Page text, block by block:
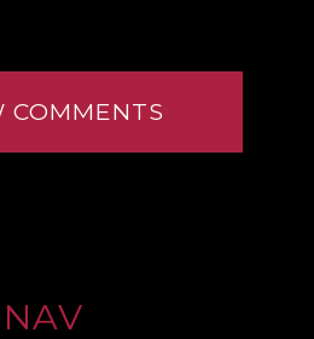
COMMENTS
NAV